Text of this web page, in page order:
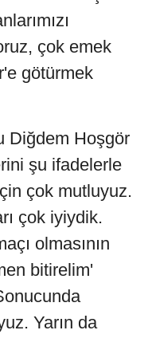
çok emek
götürmek
Diğdem Hoşgör
şu ifadelerle
çok mutluyuz.
çok iyiydik.
olmasının
bitirelim'
Yarın da